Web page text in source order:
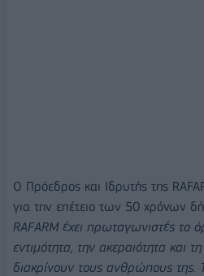
Ο Πρόεδρος και Ιδρυτής της
για την επέτειο των 50 χρόνων
RAFARMέχει πρωταγωνιστές το
εντιμότητα, την ακεραιότητα και
διακρίνουν τους ανθρώπους